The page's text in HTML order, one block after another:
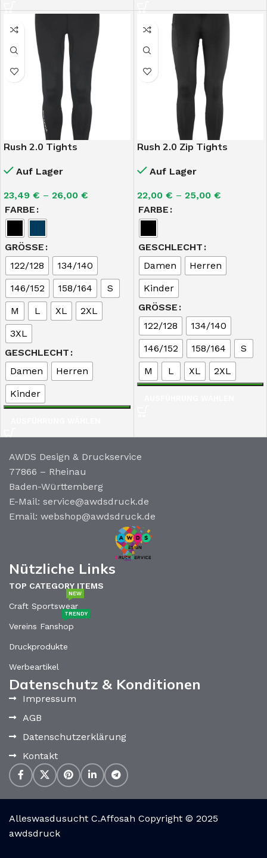
Rush 2.0 Tights
Auf Lager
23,49 € – 26,00 €
FARBE
GRÖSSE
122/128
134/140
146/152
158/164
S
M
L XL
2XL
3XL
GESCHLECHT
Damen
Herren
Kinder
Rush 2.0 Zip Tights
Auf Lager
22,00 € – 25,00 €
FARBE
GESCHLECHT
Damen
Herren
Kinder
GRÖSSE
122/128
134/140
146/152
158/164
S
M
L XL 2XL
AWDS Design & Druckservice
77866 – Rheinau
Baden-Württemberg
E-Mail: service@awdsdruck.de
Email: webshop@awdsdruck.de
Nützliche Links
TOP CATEGORY ITEMS
Craft Sportswear
NEW
Vereins Fanshop
TRENDY
Druckprodukte
Werbeartikel
Datenschutz & Konditionen
Impressum
AGB
Datenschutzerklärung
Kontakt
Alleswasdusucht C.Affosah Copyright © 2025
awdsdruck